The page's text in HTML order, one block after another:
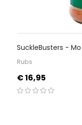
SuckleBusters -
Rubs
Prijs
€ 16,95